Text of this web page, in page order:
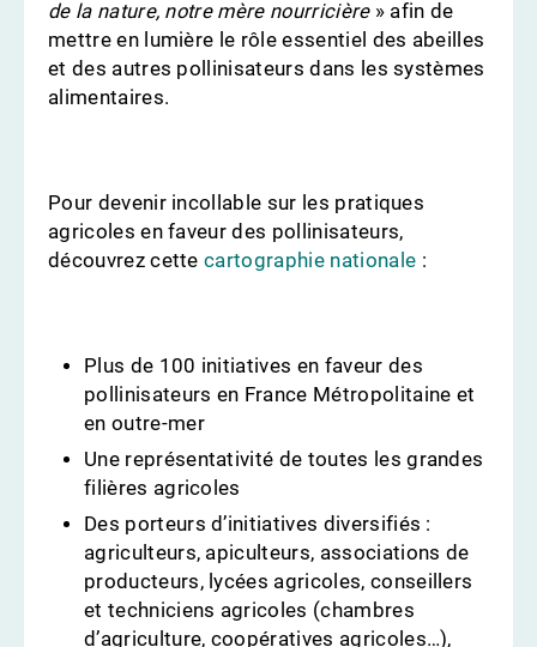
de la nature, notre mère nourricière » afin de
mettre en lumière le rôle essentiel des abeilles
et des autres pollinisateurs dans les systèmes
alimentaires.
Pour devenir incollable sur les pratiques
agricoles en faveur des pollinisateurs,
découvrez cette cartographie nationale :
Plus de 100 initiatives en faveur des
pollinisateurs en France Métropolitaine et
en outre-mer
Une représentativité de toutes les grandes
filières agricoles
Des porteurs d’initiatives diversifiés :
agriculteurs, apiculteurs, associations de
producteurs, lycées agricoles, conseillers
et techniciens agricoles (chambres
d’agriculture, coopératives agricoles…),